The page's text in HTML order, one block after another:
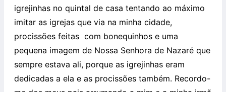
igrejinhas no quintal de casa tentando ao máximo
imitar as igrejas que via na minha cidade,
procissões feitas com bonequinhos e uma
pequena imagem de Nossa Senhora de Nazaré que
sempre estava ali, porque as igrejinhas eram
dedicadas a ela e as procissões também. Recordo-